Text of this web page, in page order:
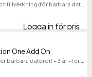
Utökat serviceavtal - material och tillverkning (för bärbara datorer) - 3 år (från ursprungligt inköpsdatum av utrustningen) - på platsen - svarstid: NBD - för ThinkCentre neo 30a 22; 30a 24; 30a 27; 30a 27 Gen 4; V30a-24ITL AIO
Logga in för pris
One Add On
Skydd mot oavsiktliga skador (för bärbara datorer) - 3 år - för P/N: 82W6001RMB, 83A100K7CK, 83A100KEIX, 83A100P4PB, 83A100P8IX, 83A100QDSP, 83GW001MCK